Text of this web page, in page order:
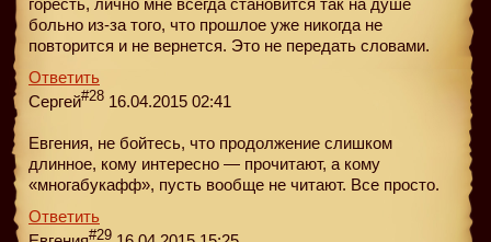
больно из-за того, что прошлое уже никогда не
повторится и не вернется. Это не передать словами.
Ответить
Сергей#28 16.04.2015 02:41
Евгения, не бойтесь, что продолжение слишком
длинное, кому интересно — прочитают, а кому
«многабукафф», пусть вообще не читают. Все просто.
Ответить
#29